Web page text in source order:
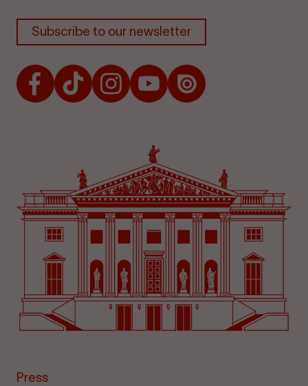
Subscribe to our newsletter
FacebookTikTokInstagramYoutubeIssuu
Press